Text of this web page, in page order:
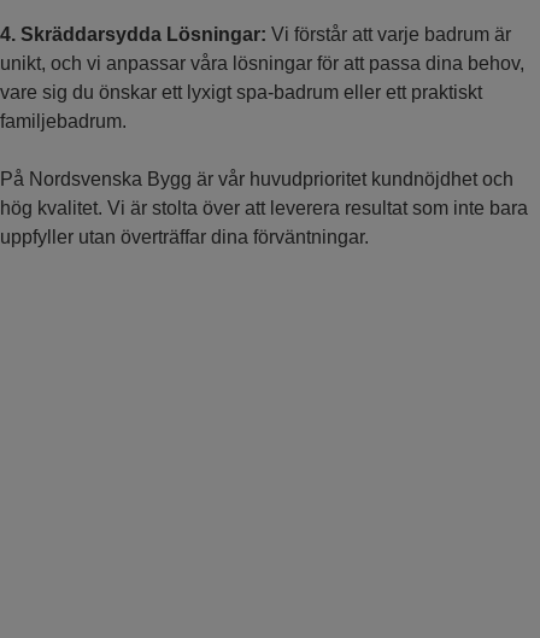
4. Skräddarsydda Lösningar: Vi förstår att varje badrum är
unikt, och vi anpassar våra lösningar för att passa dina behov,
vare sig du önskar ett lyxigt spa-badrum eller ett praktiskt
familjebadrum.
På Nordsvenska Bygg är vår huvudprioritet kundnöjdhet och
hög kvalitet. Vi är stolta över att leverera resultat som inte bara
uppfyller utan överträffar dina förväntningar.